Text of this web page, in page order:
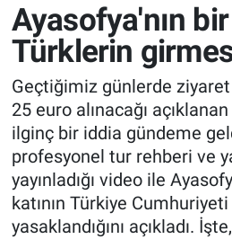
Ayasofya'nın
Türklerin
Geçtiğimiz günlerde
25 euro alınacağı
ilginç bir iddia gündeme
profesyonel tur rehberi ve
yayınladığı video ile
katının Türkiye
yasaklandığını açıkladı.
Trafik Durumu
Süper Lig Puan Durumu ve
Tüm Manşetler
Son Dakika Haberleri
Haber Arşivi